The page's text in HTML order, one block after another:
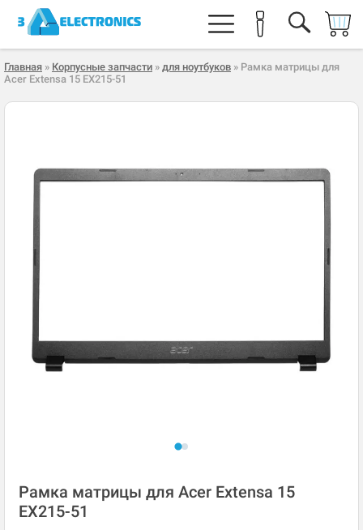
Главная » Корпусные запчасти » для ноутбуков » Рамка матрицы для
Acer Extensa 15 EX215-51
Рамка матрицы для Acer Extensa 15
EX215-51